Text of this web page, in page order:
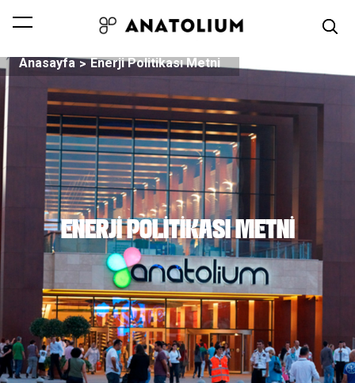
ENERJI POLITIKASI METNI
Anasayfa Enerji Politikası Metni